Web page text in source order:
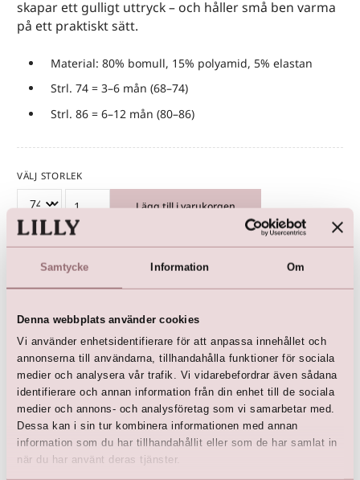
Samtycke Information Om
Denna webbplats använder cookies
Vi använder enhetsidentifierare för att anpassa innehållet och
annonserna till användarna, tillhandahålla funktioner för sociala
medier och analysera vår trafik. Vi vidarebefordrar även sådana
identifierare och annan information från din enhet till de sociala
medier och annons- och analysföretag som vi samarbetar med.
Dessa kan i sin tur kombinera informationen med annan
information som du har tillhandahållit eller som de har samlat in
när du har använt deras tjänster.
skapar ett gulligt uttryck – och håller små ben varma
på ett praktiskt sätt.
Material: 80% bomull, 15% polyamid, 5% elastan
Strl. 74 = 3–6 mån (68–74)
Strl. 86 = 6–12 mån (80–86)
VÄLJ STORLEK
Lägg till i varukorgen
Hitta LILLY
Här är favoriterna